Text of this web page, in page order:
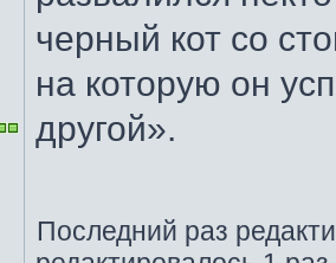
черный кот со
на которую он
другой».
Последний раз